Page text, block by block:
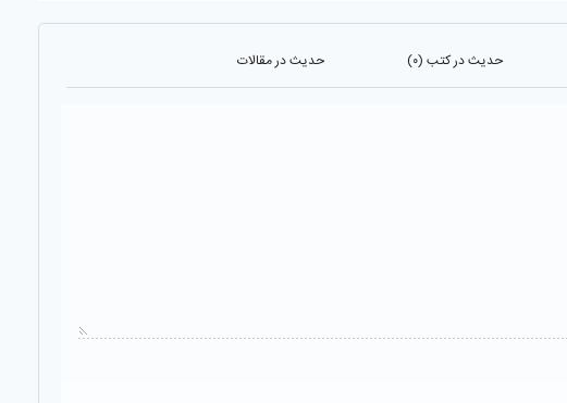
حدیث در کتب (۰) حدیث در مقالات